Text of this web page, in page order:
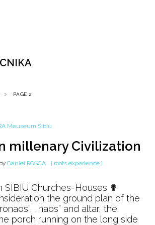
PAGE 2
millenary Civilization
by Daniel ROȘCA
[ roots experience ]
SIBIU Churches-Houses ✟
the ground plan of the
„naos” and altar, the
porch running on the long side